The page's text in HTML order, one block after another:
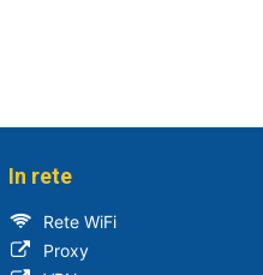
In rete
Rete WiFi
Proxy​​